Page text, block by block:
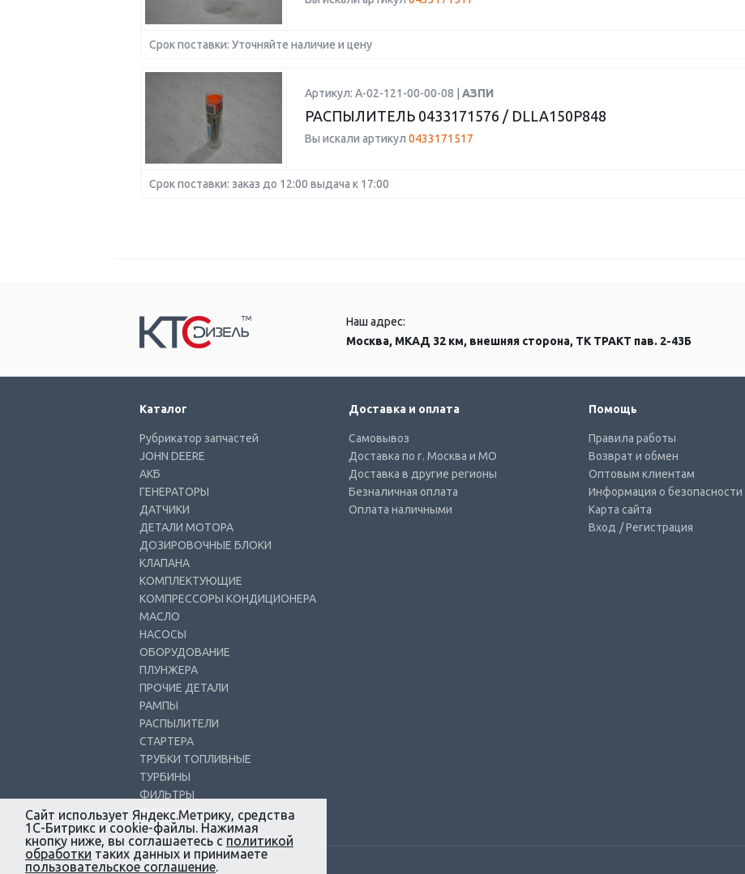
Срок поставки: Уточняйте наличие и цену
Артикул: А-02-121-00-00-08 | АЗПИ
РАСПЫЛИТЕЛЬ 0433171576 / DLLA150P848
Вы искали артикул 0433171517
Срок поставки: заказ до 12:00 выдача к 17:00
Наш адрес:
Москва, МКАД 32 км, внешняя сторона, ТК ТРАКТ пав. 2-43Б
Каталог
Рубрикатор запчастей
JOHN DEERE
АКБ
ГЕНЕРАТОРЫ
ДАТЧИКИ
ДЕТАЛИ МОТОРА
ДОЗИРОВОЧНЫЕ БЛОКИ
КЛАПАНА
КОМПЛЕКТУЮЩИЕ
КОМПРЕССОРЫ КОНДИЦИОНЕРА
МАСЛО
НАСОСЫ
ОБОРУДОВАНИЕ
ПЛУНЖЕРА
ПРОЧИЕ ДЕТАЛИ
РАМПЫ
РАСПЫЛИТЕЛИ
СТАРТЕРА
ТРУБКИ ТОПЛИВНЫЕ
ТУРБИНЫ
ФИЛЬТРЫ
ФОРСУНКИ
Доставка и оплата
Самовывоз
Доставка по г. Москва и МО
Доставка в другие регионы
Безналичная оплата
Оплата наличными
Помощь
Правила работы
Возврат и обмен
Оптовым клиентам
Информация о безопасности
Карта сайта
Вход / Регистрация
Сайт использует Яндекс.Метрику, средства
1С-Битрикс и cookie-файлы. Нажимая
кнопку ниже, вы соглашаетесь с политикой
обработки таких данных и принимаете
пользовательское соглашение.